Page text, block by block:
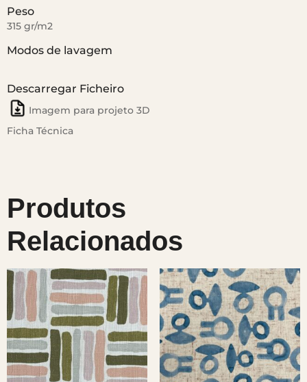
Peso
315 gr/m2
Modos de lavagem
Descarregar Ficheiro
Imagem para projeto 3D
Ficha Técnica
Produtos
Relacionados